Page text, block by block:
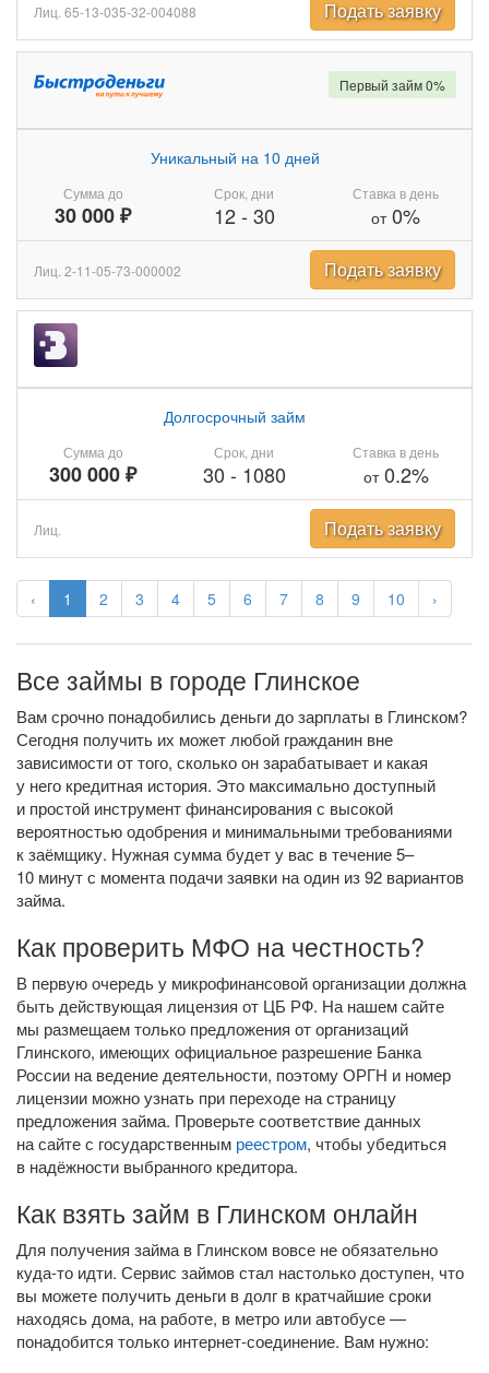
‹ 1 2 3 4 5 6 7 8 9 10 ›
Лиц. 65-13-035-32-004088 Подать заявку
Сумма до
30 000 ₽
Уникальный на 10 дней
Срок, дни
12- 30
Ставка в день
от0%
Первый займ 0%
Лиц. 2-11-05-73-000002 Подать заявку
Сумма до
300 000 ₽
Долгосрочный займ
Срок, дни
30 - 1080
Ставка в день
от0.2%
Лиц. Подать заявку
Все займы в городе Глинское
Вам срочно понадобились деньги до зарплаты в Глинском?
Сегодня получить их может любой гражданин вне
зависимости от того, сколько он зарабатывает и какая
у него кредитная история. Это максимально доступный
и простой инструмент финансирования с высокой
вероятностью одобрения и минимальными требованиями
к заёмщику. Нужная сумма будет у вас в течение 5–
10 минут с момента подачи заявки на один из 92 вариантов
займа.
Как проверить МФО на честность?
В первую очередь у микрофинансовой организации должна
быть действующая лицензия от ЦБ РФ. На нашем сайте
мы размещаем только предложения от организаций
Глинского, имеющих официальное разрешение Банка
России на ведение деятельности, поэтому ОРГН и номер
лицензии можно узнать при переходе на страницу
предложения займа. Проверьте соответствие данных
на сайте с государственным реестром, чтобы убедиться
в надёжности выбранного кредитора.
Как взять займ в Глинском онлайн
Для получения займа в Глинском вовсе не обязательно
куда-то идти. Сервис займов стал настолько доступен, что
вы можете получить деньги в долг в кратчайшие сроки
находясь дома, на работе, в метро или автобусе —
понадобится только интернет-соединение. Вам нужно: